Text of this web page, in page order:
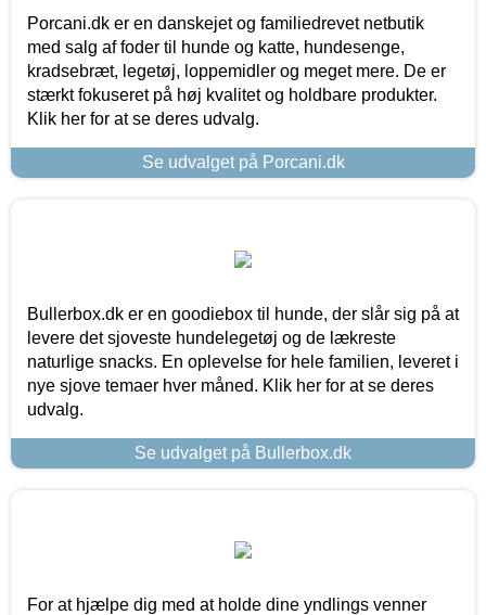
Porcani.dk er en danskejet og familiedrevet netbutik
med salg af foder til hunde og katte, hundesenge,
kradsebræt, legetøj, loppemidler og meget mere. De er
stærkt fokuseret på høj kvalitet og holdbare produkter.
Klik her for at se deres udvalg.
Se udvalget på Porcani.dk
Bullerbox.dk er en goodiebox til hunde, der slår sig på at
levere det sjoveste hundelegetøj og de lækreste
naturlige snacks. En oplevelse for hele familien, leveret i
nye sjove temaer hver måned. Klik her for at se deres
udvalg.
Se udvalget på Bullerbox.dk
For at hjælpe dig med at holde dine yndlings venner